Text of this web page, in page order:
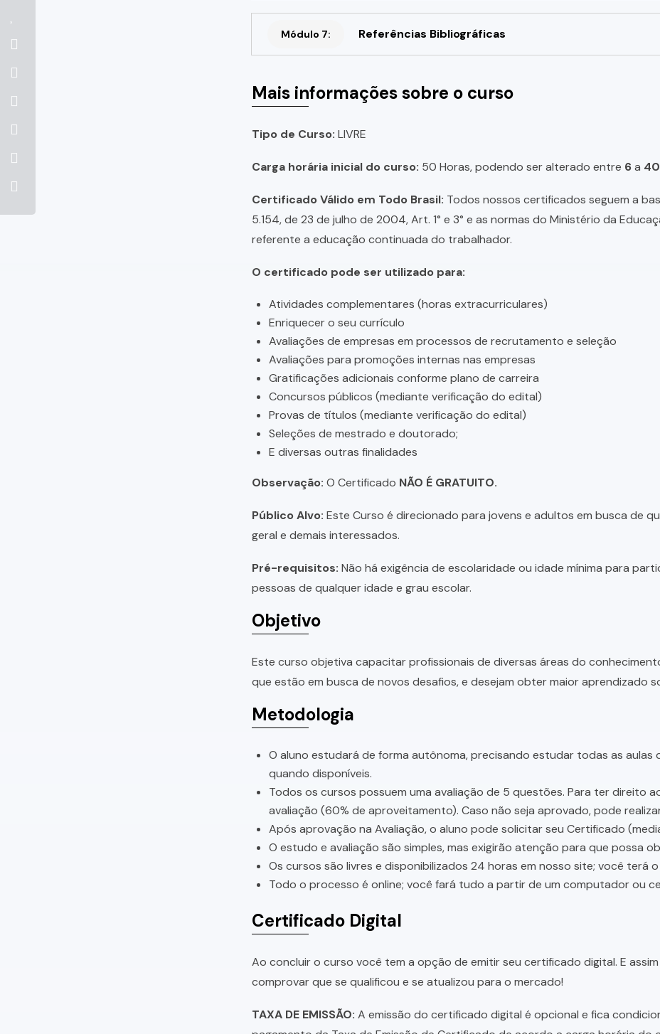
Módulo 7: Referências Bibliográficas
Mais informações sobre o curso
Tipo de Curso: LIVRE
Carga horária inicial do curso: 50 Horas, podendo ser alterado entre 6a
Certificado Válido em Todo Brasil: Todos nossos certificados seguem a
5.154, de 23 de julho de 2004, Art. 1° e 3° e as normas do Ministério da
referente a educação continuada do trabalhador.
O certificado pode ser utilizado para:
Atividades complementares (horas extracurriculares)
Enriquecer o seu currículo
Avaliações de empresas em processos de recrutamento e seleção
Avaliações para promoções internas nas empresas
Gratificações adicionais conforme plano de carreira
Concursos públicos (mediante verificação do edital)
Provas de títulos (mediante verificação do edital)
Seleções de mestrado e doutorado;
E diversas outras finalidades
Observação: O Certificado NÃO É GRATUITO.
Público Alvo: Este Curso é direcionado para jovens e adultos em busca de
geral e demais interessados.
Pré-requisitos: Não há exigência de escolaridade ou idade mínima para
pessoas de qualquer idade e grau escolar.
Objetivo
Este curso objetiva capacitar profissionais de diversas áreas do
que estão em busca de novos desafios, e desejam obter maior aprendizado
Metodologia
O aluno estudará de forma autônoma, precisando estudar todas as aulas
quando disponíveis.
Todos os cursos possuem uma avaliação de 5 questões. Para ter direito
avaliação (60% de aproveitamento). Caso não seja aprovado, pode
Após aprovação na Avaliação, o aluno pode solicitar seu Certificado
O estudo e avaliação são simples, mas exigirão atenção para que possa
Os cursos são livres e disponibilizados 24 horas em nosso site; você
Todo o processo é online; você fará tudo a partir de um computador ou
Certificado Digital
Ao concluir o curso você tem a opção de emitir seu certificado digital. E assim
comprovar que se qualificou e se atualizou para o mercado!
TAXA DE EMISSÃO: A emissão do certificado digital é opcional e fica